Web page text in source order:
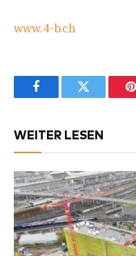
www.4-b.ch
FacebookTwitter
WEITER LESEN